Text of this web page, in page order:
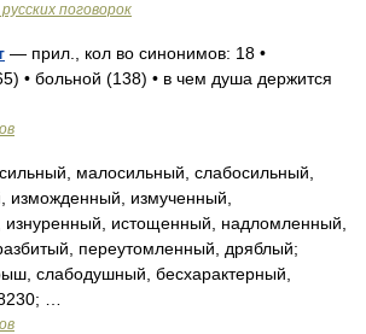
поговорок
— прил., кол во синонимов: 18 •
• больной (138) • в чем душа держится
малосильный, слабосильный,
изможденный, измученный,
истощенный, надломленный,
переутомленный, дряблый;
слабодушный, бесхарактерный,
…